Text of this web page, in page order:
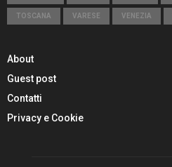
TOSCANA VARESE VENEZIA
About
Guest post
Contatti
Privacy e Cookie